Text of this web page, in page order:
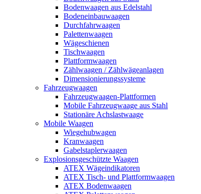
Bodenwaagen aus Edelstahl
Bodeneinbauwaagen
Durchfahrwaagen
Palettenwaagen
Wägeschienen
Tischwaagen
Plattformwaagen
Zählwaagen / Zählwägeanlagen
Dimensionierungssysteme
Fahrzeugwaagen
Fahrzeugwaagen-Plattformen
Mobile Fahrzeugwaage aus Stahl
Stationäre Achslastwaage
Mobile Waagen
Wiegehubwagen
Kranwaagen
Gabelstaplerwaagen
Explosionsgeschützte Waagen
ATEX Wägeindikatoren
ATEX Tisch- und Plattformwaagen
ATEX Bodenwaagen